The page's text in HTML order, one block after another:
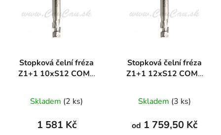
Stopková čelní fréza
Z1+1 10xS12 COMP
Skladem (2 ks)
1 581 Kč
Stopková čelní fréza
Z1+1 12xS12 COMP
Skladem (3 ks)
od 1 759,50 Kč